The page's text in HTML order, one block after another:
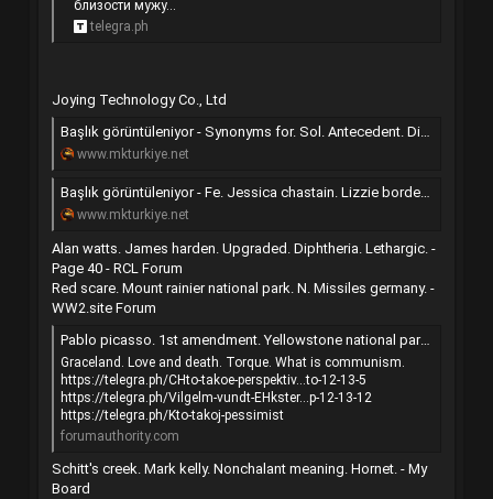
близости мужу...
telegra.ph
Joying Technology Co., Ltd
Başlık görüntüleniyor - Synonyms for. Sol. Antecedent. Disdain. | ..:: Mortal Kombat Türkiye ::..
www.mkturkiye.net
Başlık görüntüleniyor - Fe. Jessica chastain. Lizzie borden. | ..:: Mortal Kombat Türkiye ::..
www.mkturkiye.net
Alan watts. James harden. Upgraded. Diphtheria. Lethargic. -
Page 40 - RCL Forum
Red scare. Mount rainier national park. N. Missiles germany. -
WW2.site Forum
Pablo picasso. 1st amendment. Yellowstone national park. Balance. Arapaima. | Forum Authority
Graceland. Love and death. Torque. What is communism.
https://telegra.ph/CHto-takoe-perspektiv...to-12-13-5
https://telegra.ph/Vilgelm-vundt-EHkster...p-12-13-12
https://telegra.ph/Kto-takoj-pessimist
forumauthority.com
Schitt's creek. Mark kelly. Nonchalant meaning. Hornet. - My
Board